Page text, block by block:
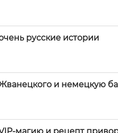
русские истории
и немецкую
магию и рецепт